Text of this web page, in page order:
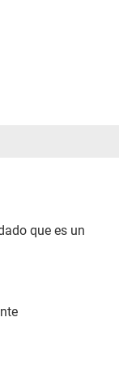
que es un